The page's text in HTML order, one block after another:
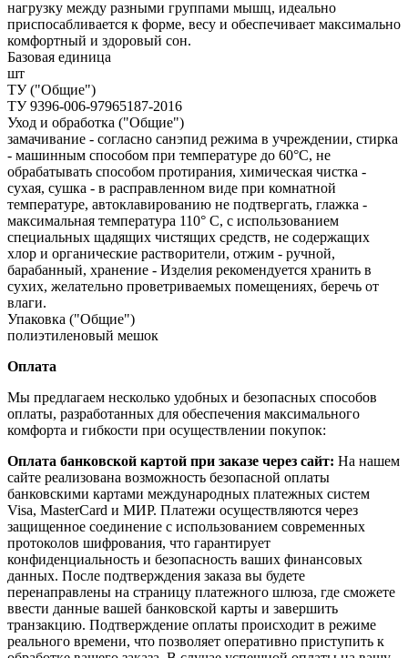
нагрузку между разными группами мышц, идеально
приспосабливается к форме, весу и обеспечивает максимально
комфортный и здоровый сон.
Базовая единица
шт
ТУ ("Общие")
ТУ 9396-006-97965187-2016
Уход и обработка ("Общие")
замачивание - согласно санэпид режима в учреждении, стирка
- машинным способом при температуре до 60°С, не
обрабатывать способом протирания, химическая чистка -
сухая, сушка - в расправленном виде при комнатной
температуре, автоклавированию не подтвергать, глажка -
максимальная температура 110° С, с использованием
специальных щадящих чистящих средств, не содержащих
хлор и органические растворители, отжим - ручной,
барабанный, хранение - Изделия рекомендуется хранить в
сухих, желательно проветриваемых помещениях, беречь от
влаги.
Упаковка ("Общие")
полиэтиленовый мешок
Оплата
Мы предлагаем несколько удобных и безопасных способов
оплаты, разработанных для обеспечения максимального
комфорта и гибкости при осуществлении покупок:
Оплата банковской картой при заказе через сайт: На нашем
сайте реализована возможность безопасной оплаты
банковскими картами международных платежных систем
Visa, MasterCard и МИР. Платежи осуществляются через
защищенное соединение с использованием современных
протоколов шифрования, что гарантирует
конфиденциальность и безопасность ваших финансовых
данных. После подтверждения заказа вы будете
перенаправлены на страницу платежного шлюза, где сможете
ввести данные вашей банковской карты и завершить
транзакцию. Подтверждение оплаты происходит в режиме
реального времени, что позволяет оперативно приступить к